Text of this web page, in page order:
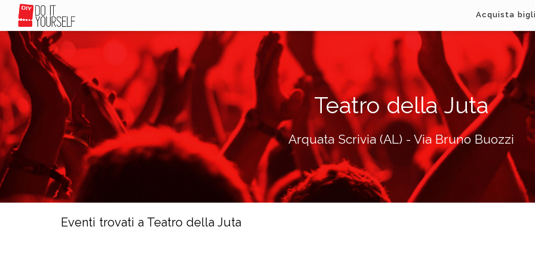
Acquista
Teatro della Juta
Arquata Scrivia (AL) - Via Bruno Buozzi
Eventi trovati a Teatro della Juta